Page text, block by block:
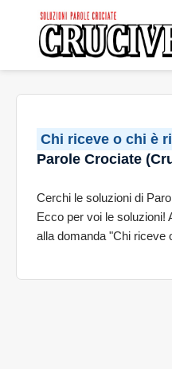
Chi riceve o chi è
Parole Crociate
Cerchi le soluzioni di
Ecco per voi le soluzioni!
alla domanda "Chi riceve